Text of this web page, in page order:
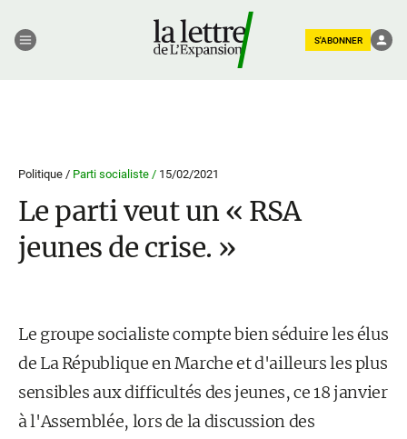
S'ABONNER
Politique / Parti socialiste / 15/02/2021
Le parti veut un « RSA
jeunes de crise. »
Le groupe socialiste compte bien séduire les élus
de La République en Marche et d'ailleurs les plus
sensibles aux difficultés des jeunes, ce 18 janvier
à l'Assemblée, lors de la discussion des